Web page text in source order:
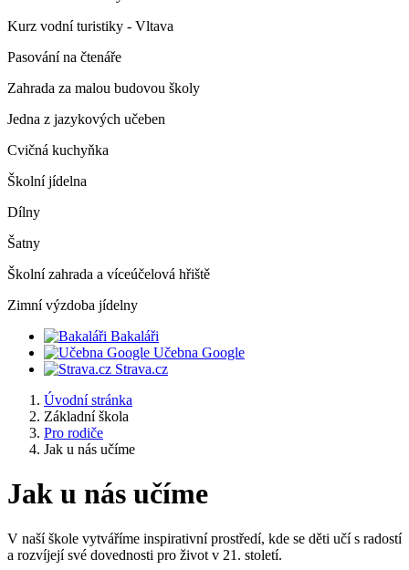
Kurz vodní turistiky - Vltava
Pasování na čtenáře
Zahrada za malou budovou školy
Jedna z jazykových učeben
Cvičná kuchyňka
Školní jídelna
Dílny
Šatny
Školní zahrada a víceúčelová hřiště
Zimní výzdoba jídelny
Bakaláři
Učebna Google
Strava.cz
Úvodní stránka
Základní škola
Pro rodiče
Jak u nás učíme
Jak u nás učíme
V naší škole vytváříme inspirativní prostředí, kde se děti učí s radostí
a rozvíjejí své dovednosti pro život v 21. století.